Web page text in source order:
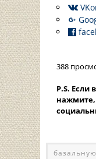
388
P.S. Если
нажмите,
базальную